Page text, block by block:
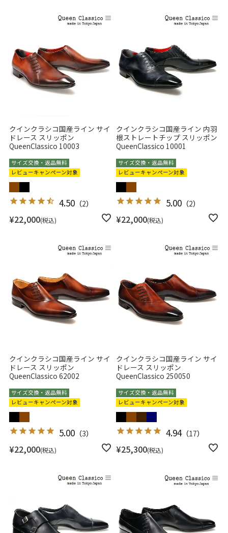
クインクラシコ国産ライン サイ
ドレース スリッポン
QueenClassico 10003
サイズ交換・返品無料
レビューキャンペーン対象
¥22,000 税込
4.50（2）
クインクラシコ国産ライン 内羽
根ストレートチップ スリッポン
QueenClassico 10001
サイズ交換・返品無料
レビューキャンペーン対象
¥22,000 税込
5.00 （2）
クインクラシコ国産ライン サイ
ドレース スリッポン
QueenClassico 62002
サイズ交換・返品無料
レビューキャンペーン対象
¥22,000 税込
5.00（3）
クインクラシコ国産ライン サイ
ドレース スリッポン
QueenClassico 250050
サイズ交換・返品無料
レビューキャンペーン対象
¥25,300 税込
4.94（17）